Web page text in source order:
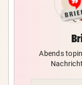
Abends